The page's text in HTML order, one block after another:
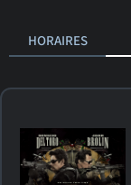
HORAIRES